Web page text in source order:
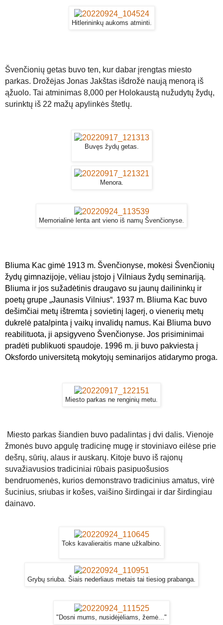
Hitlerininkų aukoms atminti.
Švenčionių getas buvo ten, kur dabar įrengtas miesto
parkas. Drožėjas Jonas Jakštas išdrožė naują menorą iš
ąžuolo. Tai atminimas 8,000 per Holokaustą nužudytų žydų,
surinktų iš 22 mažų apylinkės štetlų.
Buvęs žydų getas.
Menora.
Memorialinė lenta ant vieno iš namų Švenčionyse.
Bliuma Kac gimė 1913 m. Švenčionyse, mokėsi Švenčionių
žydų gimnazijoje, vėliau įstojo į Vilniaus žydų seminariją.
Bliuma ir jos sužadėtinis draugavo su jaunų dailininkų ir
poetų grupe „Jaunasis Vilnius“. 1937 m. Bliuma Kac buvo
dešimčiai metų ištremta į sovietinį lagerį, o vienerių metų
dukrelė patalpinta į vaikų invalidų namus. Kai Bliuma buvo
reabilituota, ji apsigyveno Švenčionyse. Jos prisiminimai
pradėti publikuoti spaudoje. 1996 m. ji buvo pakviesta į
Oksfordo universitetą mokytojų seminarijos atidarymo proga.
Miesto parkas ne renginių metu.
Miesto parkas šiandien buvo padalintas į dvi dalis. Vienoje
žmonės buvo apgulę tradicinę mugę ir stoviniavo eilėse prie
dešrų, sūrių, alaus ir auskarų. Kitoje buvo iš rajonų
suvažiavusios tradiciniai rūbais pasipuošusios
bendruomenės, kurios demonstravo tradicinius amatus, virė
šucinius, sriubas ir košes, vaišino širdingai ir dar širdingiau
dainavo.
Toks kavalieraitis mane užkalbino.
Grybų sriuba. Šiais nederliaus metais tai tiesiog prabanga.
"Dosni mums, nusidėjėliams, žemė..."